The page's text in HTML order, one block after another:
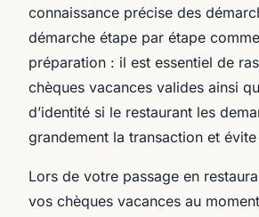
connaissance précise des
démarche étape par étape
préparation : il est essentiel de
chèques vacances valides ainsi
d’identité si le restaurant les
grandement la transaction et
Lors de votre passage en
vos chèques vacances au